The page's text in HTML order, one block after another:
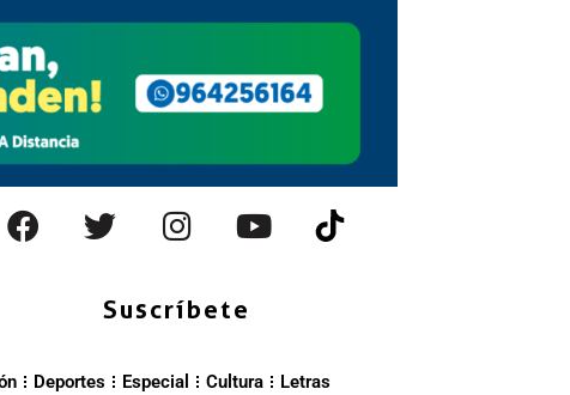
Suscríbete
Deportes Especial Cultura Letras